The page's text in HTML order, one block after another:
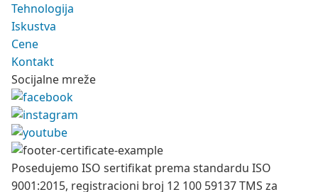
Tehnologija
Iskustva
Cene
Kontakt
Socijalne mreže
Posedujemo ISO sertifikat prema standardu ISO
9001:2015, registracioni broj 12 100 59137 TMS za